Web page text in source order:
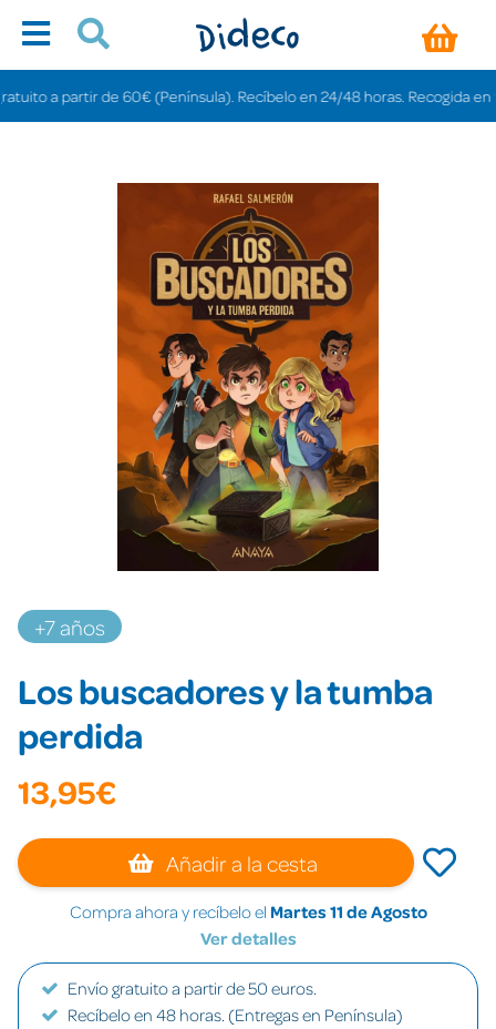
a partir de 60€ (Península). Recíbelo en 24/48 horas. Recogida en
+7 años
Los buscadores y la tumba
perdida
13,95€
Añadir a la cesta
Compra ahora y recíbelo el Martes 11 de Agosto
Ver detalles
Envío gratuito a partir de 50 euros.
Recíbelo en 48 horas. (Entregas en Península)